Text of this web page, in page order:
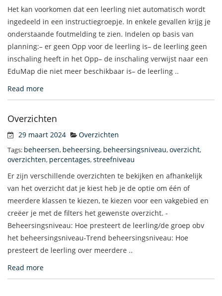
Het kan voorkomen dat een leerling niet automatisch wordt
ingedeeld in een instructiegroepje. In enkele gevallen krijg je
onderstaande foutmelding te zien. Indelen op basis van
planning:– er geen Opp voor de leerling is– de leerling geen
inschaling heeft in het Opp– de inschaling verwijst naar een
EduMap die niet meer beschikbaar is– de leerling ..
Read more
Overzichten
29 maart 2024 Overzichten
Tags: beheersen, beheersing, beheersingsniveau,overzicht,
overzichten, percentages,streefniveau
Er zijn verschillende overzichten te bekijken en afhankelijk
van het overzicht dat je kiest heb je de optie om één of
meerdere klassen te kiezen, te kiezen voor een vakgebied en
creëer je met de filters het gewenste overzicht. -
Beheersingsniveau: Hoe presteert de leerling/de groep obv
het beheersingsniveau-Trend beheersingsniveau: Hoe
presteert de leerling over meerdere ..
Read more